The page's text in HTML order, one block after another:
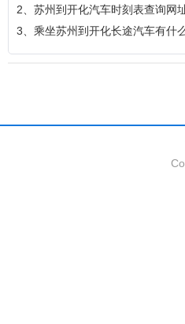
2、苏州到开化汽车时刻表查询
3、乘坐苏州到开化长途汽车有什